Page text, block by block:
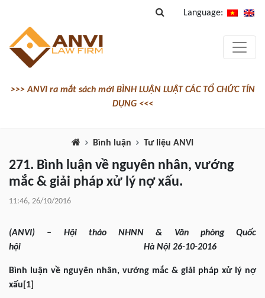
Language:
>>> ANVI ra mắt sách mới BÌNH LUẬN LUẬT CÁC TỔ CHỨC TÍN
DỤNG <<<
Bình luận Tư liệu ANVI
271. Bình luận về nguyên nhân, vướng
mắc & giải pháp xử lý nợ xấu.
11:46, 26/10/2016
(ANVI) – Hội thảo NHNN & Văn phòng Quốc
hội Hà Nội 26-10-2016
Bình luận về nguyên nhân, vướng mắc & giải pháp xử lý nợ
xấu [1]